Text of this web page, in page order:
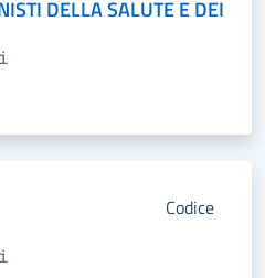
DELLA SALUTE E DEI
Codice